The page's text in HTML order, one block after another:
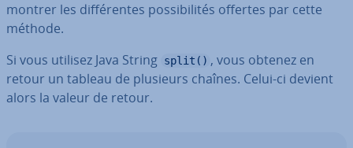
montrer les dif­fé­rentes pos­si­bi­li­tés offertes par cette
méthode.
Si vous utilisez Java String split() , vous obtenez en
retour un tableau de plusieurs chaînes. Celui-ci devient
alors la valeur de retour.